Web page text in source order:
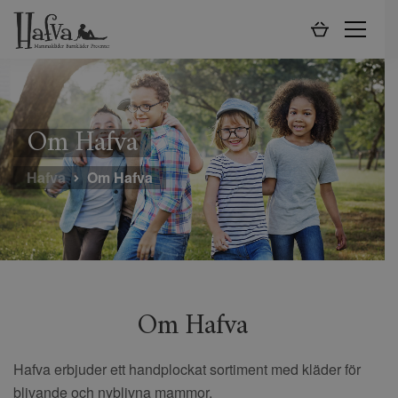
Om Hafva
Hafva Om Hafva
Om Hafva
Hafva erbjuder ett handplockat sortiment med kläder för
blivande och nyblivna mammor.